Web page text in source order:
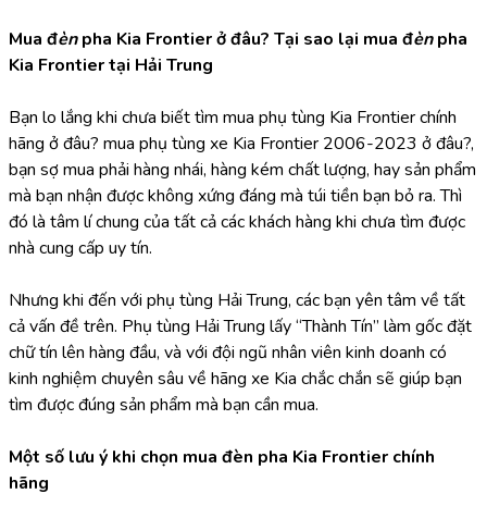
Mua đèn pha Kia Frontier ở đâu? Tại sao lại mua đèn pha
Kia Frontier tại Hải Trung
Bạn lo lắng khi chưa biết tìm mua phụ tùng Kia Frontier chính
hãng ở đâu? mua phụ tùng xe Kia Frontier 2006-2023 ở đâu?,
bạn sợ mua phải hàng nhái, hàng kém chất lượng, hay sản phẩm
mà bạn nhận được không xứng đáng mà túi tiền bạn bỏ ra. Thì
đó là tâm lí chung của tất cả các khách hàng khi chưa tìm được
nhà cung cấp uy tín.
Nhưng khi đến với phụ tùng Hải Trung, các bạn yên tâm về tất
cả vấn đề trên. Phụ tùng Hải Trung lấy “Thành Tín” làm gốc đặt
chữ tín lên hàng đầu, và với đội ngũ nhân viên kinh doanh có
kinh nghiệm chuyên sâu về hãng xe Kia chắc chắn sẽ giúp bạn
tìm được đúng sản phẩm mà bạn cần mua.
Một số lưu ý khi chọn mua đèn pha Kia Frontier chính
hãng